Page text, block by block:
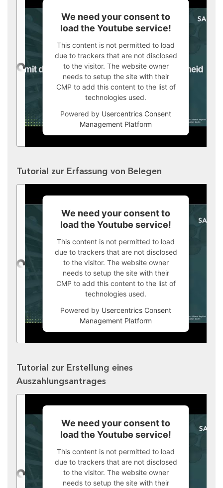
We need your consent to
load the Youtube service!
This content is not permitted to load
due to trackers that are not disclosed
to the visitor. The website owner
needs to setup the site with their
CMP to add this content to the list of
technologies used.
Powered by Usercentrics Consent
Management Platform
Tutorial zur Erfassung von Belegen
We need your consent to
load the Youtube service!
This content is not permitted to load
due to trackers that are not disclosed
to the visitor. The website owner
needs to setup the site with their
CMP to add this content to the list of
technologies used.
Powered by Usercentrics Consent
Management Platform
Tutorial zur Erstellung eines
Auszahlungsantrages
We need your consent to
load the Youtube service!
This content is not permitted to load
due to trackers that are not disclosed
to the visitor. The website owner
needs to setup the site with their